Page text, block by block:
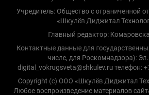
Учредитель: Общество с ограниченной
«Шкулёв Диджитал
Главный редактор:
Контактные данные для
числе, для Роскомнадзора):
digital_vokrugsveta@shkulev.ru телефон:
Copyright (с) ООО «Шкулёв Диджитал
Любое воспроизведение материалов